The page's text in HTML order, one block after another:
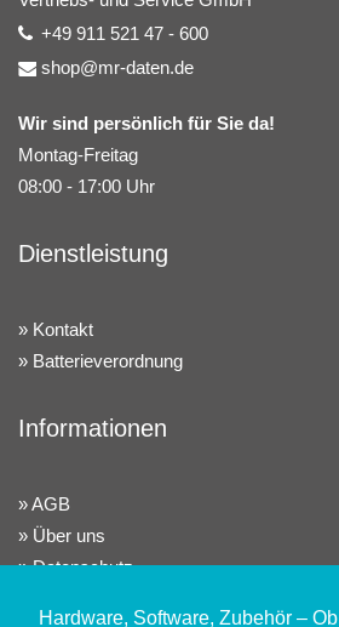
Hardware, Software, Zubehör – Ob
+49 911 521 47 - 600
shop@mr-daten.de
Wir sind persönlich für Sie da!
Montag-Freitag
08:00 - 17:00 Uhr
Dienstleistung
Kontakt
Batterieverordnung
Informationen
AGB
Über uns
Datenschutz